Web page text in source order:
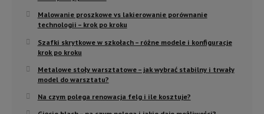
Malowanie proszkowe vs lakierowanie porównanie
technologii – krok po kroku
Szafki skrytkowe w szkołach – różne modele i konfiguracje
krok po kroku
Metalowe stoły warsztatowe – jak wybrać stabilny i trwały
model do warsztatu?
Na czym polega renowacja felg i ile kosztuje?